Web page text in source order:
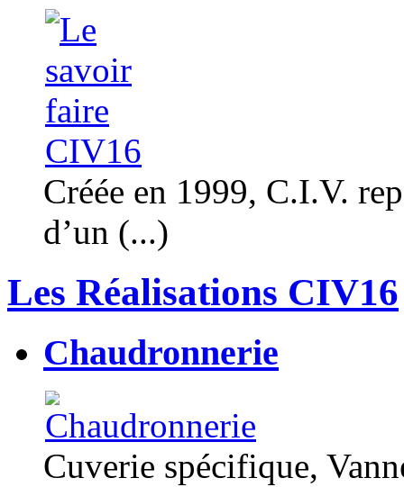
Créée en 1999, C.I.V.
d’un (...)
Les Réalisations CIV16
Chaudronnerie
Cuverie spécifique,